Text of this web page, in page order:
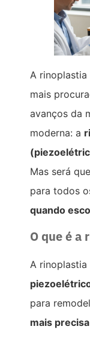
A
mais
avanços da
moderna: a
Mas será
para todos
quando
O que é a
A rinoplastia
para
mais